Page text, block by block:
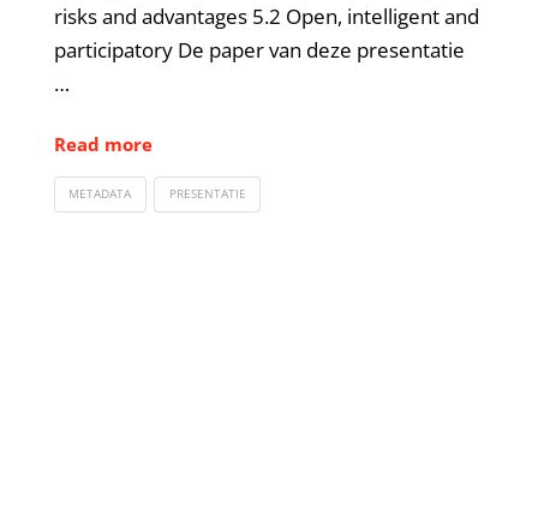
risks and advantages 5.2 Open, intelligent and
participatory De paper van deze presentatie
…
Read more
METADATA PRESENTATIE